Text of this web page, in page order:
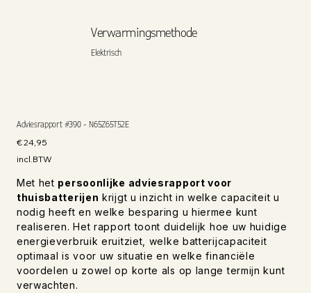
Elektrisch
Verwarmingsmethode
Adviesrapport #390 - N65Z65T52E
Prijs
€ 24,95
incl.BTW
Met het persoonlijke adviesrapport voor
thuisbatterijen krijgt u inzicht in welke capaciteit u
nodig heeft en welke besparing u hiermee kunt
realiseren. Het rapport toont duidelijk hoe uw huidige
energieverbruik eruitziet, welke batterijcapaciteit
optimaal is voor uw situatie en welke financiële
voordelen u zowel op korte als op lange termijn kunt
verwachten.